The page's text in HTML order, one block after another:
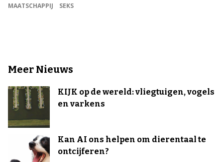
MAATSCHAPPIJ
SEKS
Meer Nieuws
KIJK op de wereld: vliegtuigen, vogels
en varkens
Kan AI ons helpen om dierentaal te
ontcijferen?